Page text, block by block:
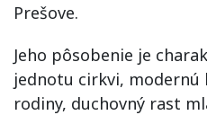
Prešove.
Jeho pôsobenie je
jednotu cirkvi,
rodiny, duchovný rast